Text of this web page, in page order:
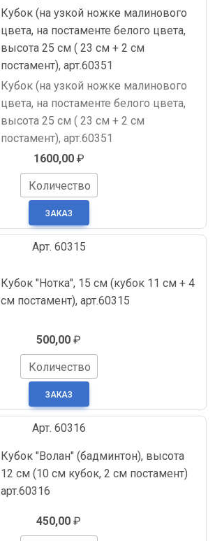
Кубок (на узкой ножке малинового
цвета, на постаменте белого цвета,
высота 25 см ( 23 см + 2 см
постамент), арт.60351
Кубок (на узкой ножке малинового
цвета, на постаменте белого цвета,
высота 25 см ( 23 см + 2 см
постамент), арт.60351
1600,00₽
Количество
Арт. 60315
Кубок "Нотка", 15 см (кубок 11 см + 4
см постамент), арт.60315
500,00 ₽
Количество
Арт. 60316
Кубок "Волан" (бадминтон), высота
12 см (10 см кубок, 2 см постамент)
арт.60316
450,00 ₽